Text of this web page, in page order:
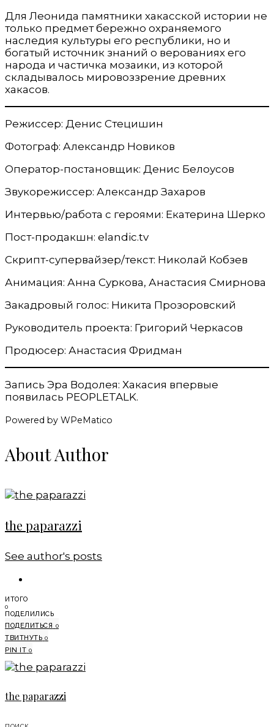
Для Леонида памятники хакасской истории не
только предмет бережно охраняемого
наследия культуры его республики, но и
богатый источник знаний о верованиях его
народа и частичка мозаики, из которой
складывалось мировоззрение древних
хакасов.
Режиссер: Денис Стецишин
Фотограф: Александр Новиков
Оператор-постановщик: Денис Белоусов
Звукорежиссер: Александр Захаров
Интервью/работа с героями: Екатерина Шерко
Пост-продакшн: elandic.tv
Скрипт-супервайзер/текст: Николай Кобзев
Анимация: Анна Суркова, Анастасия Смирнова
Закадровый голос: Никита Прозоровский
Руководитель проекта: Григорий Черкасов
Продюсер: Анастасия Фридман
Запись Эра Водолея: Хакасия впервые
появилась PEOPLETALK.
Powered by WPeMatico
About Author
the paparazzi
See author's posts
ИТОГО
0
ПОДЕЛИЛИСЬ
ПОДЕЛИТЬСЯ 0
ТВИТНУТЬ 0
PIN IT 0
the paparazzi